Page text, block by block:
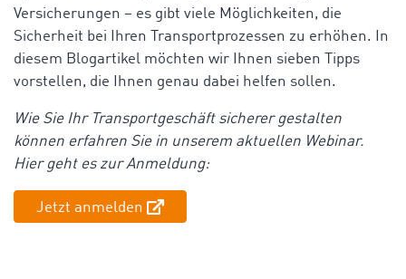
Versicherungen – es gibt viele Möglichkeiten, die
Sicherheit bei Ihren Transportprozessen zu erhöhen. In
diesem Blogartikel möchten wir Ihnen sieben Tipps
vorstellen, die Ihnen genau dabei helfen sollen.
Wie Sie Ihr Transportgeschäft sicherer gestalten
können erfahren Sie in unserem aktuellen Webinar.
Hier geht es zur Anmeldung:
Jetzt anmelden